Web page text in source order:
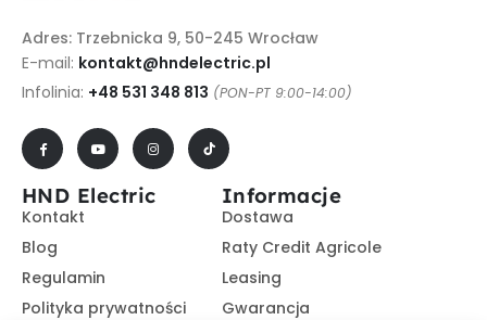
Adres: Trzebnicka 9, 50-245 Wrocław
E-mail: kontakt@hndelectric.pl
Infolinia: +48 531 348 813 (PON-PT 9:00-14:00)
HND Electric
Kontakt
Blog
Regulamin
Polityka prywatności
Informacje
Dostawa
Raty Credit Agricole
Leasing
Gwarancja